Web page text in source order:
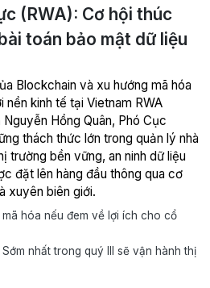
(RWA): Cơ hội thúc
toán bảo mật dữ liệu
Blockchain và xu hướng mã hóa
kinh tế tại Vietnam RWA
Hồng Quân, Phó Cục
thách thức lớn trong quản lý nhà
trường bền vững, an ninh dữ liệu
đặt lên hàng đầu thông qua cơ
xuyên biên giới.
hóa nếu đem về lợi ích cho cổ
nhất trong quý III sẽ vận hành thị